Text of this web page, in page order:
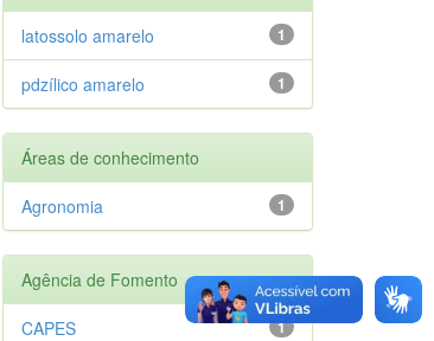
1
latossolo amarelo
1
pdzílico amarelo
Áreas de conhecimento
1
Agronomia
Agência de Fomento
1
CAPES